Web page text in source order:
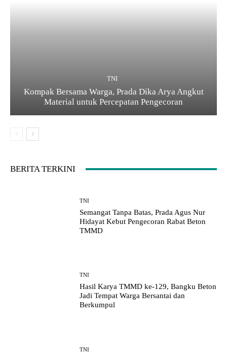
TNI
Kompak Bersama Warga, Prada Dika Arya Angkut
Material untuk Percepatan Pengecoran
BERITA TERKINI
TNI
Semangat Tanpa Batas, Prada Agus Nur
Hidayat Kebut Pengecoran Rabat Beton
TMMD
TNI
Hasil Karya TMMD ke-129, Bangku Beton
Jadi Tempat Warga Bersantai dan
Berkumpul
TNI